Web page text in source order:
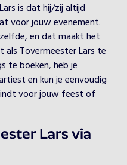
is dat hij/zij altijd
voor jouw evenement.
en dat maakt het
als Tovermeester Lars te
te boeken, heb je
en kun je eenvoudig
voor jouw feest of
Lars via